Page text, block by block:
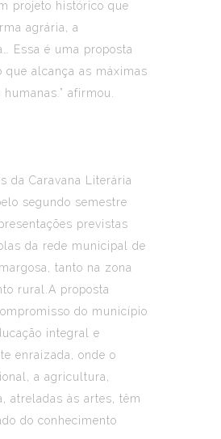
projeto histórico que
agrária, a
Essa é uma proposta
que alcança as máximas
afirmou.
da Caravana Literária
segundo semestre
previstas
da rede municipal de
tanto na zona
rural.A proposta
do município
integral e
enraizada, onde o
a agricultura,
atreladas às artes, têm
do conhecimento